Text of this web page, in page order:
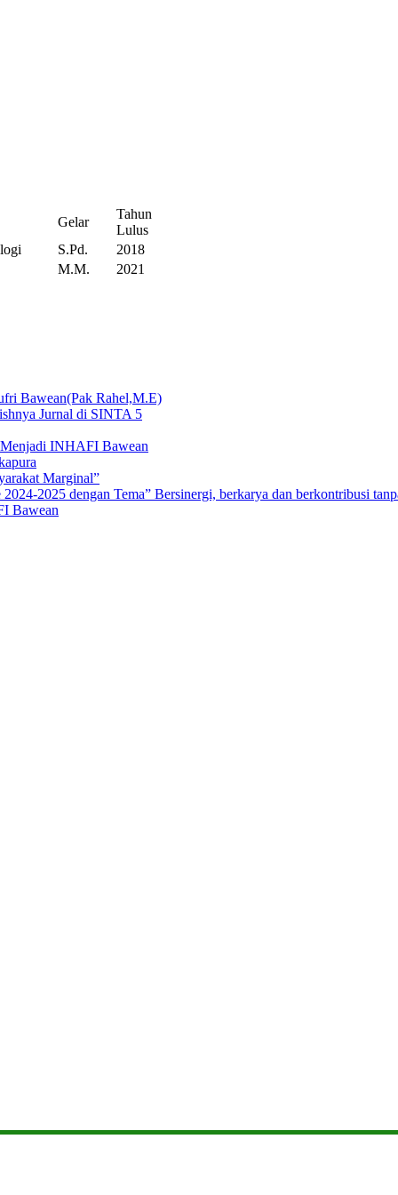
Gelar
Tahun
Lulus
S.Pd.
2018
M.M.
2021
Bawean(Pak Rahel,M.E)
Jurnal di SINTA 5
Menjadi INHAFI Bawean
Marginal”
2025 dengan Tema” Bersinergi, berkarya dan berkontribusi
Bawean